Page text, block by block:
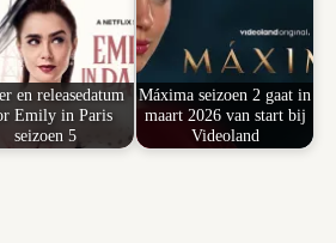
en releasedatum
Emily in Paris
seizoen 5
Máxima seizoen 2 gaat in
maart 2026 van start bij
Videoland